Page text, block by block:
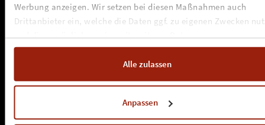
Werbung anzeigen. Wir setzen bei diesen Maßnahmen auch
Drittanbieter ein, welche die Daten ggf. zu eigenen Zwecken
führen. Weitere Informationen, insbesondere zur Speicherdauer,
Cookie-Erklärungsowie zur Verarbeitung,
insbesondere zu Ihren Widerrufsmöglichkeiten und weiteren
Alle zulassen
Anpassen
www.assconcerts.com
» about us
»unsere werte
»datenschutz
tochterunternehmen